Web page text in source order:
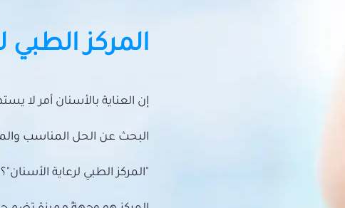
المركز الطبي
إن العناية بالأسنان أمر لا
البحث عن الحل المناسب
"المركز الطبي لرعاية الأسنان"؟